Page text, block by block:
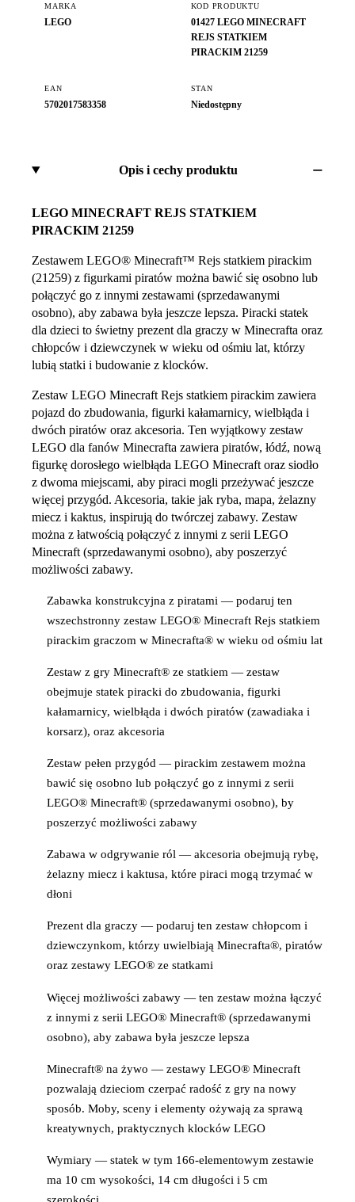
MARKA
LEGO
KOD PRODUKTU
01427 LEGO MINECRAFT
REJS STATKIEM
PIRACKIM 21259
EAN
5702017583358
STAN
Niedostępny
Opis i cechy produktu
LEGO MINECRAFT REJS STATKIEM
PIRACKIM 21259
Zestawem LEGO® Minecraft™ Rejs statkiem pirackim
(21259) z figurkami piratów można bawić się osobno lub
połączyć go z innymi zestawami (sprzedawanymi
osobno), aby zabawa była jeszcze lepsza. Piracki statek
dla dzieci to świetny prezent dla graczy w Minecrafta oraz
chłopców i dziewczynek w wieku od ośmiu lat, którzy
lubią statki i budowanie z klocków.
Zestaw LEGO Minecraft Rejs statkiem pirackim zawiera
pojazd do zbudowania, figurki kałamarnicy, wielbłąda i
dwóch piratów oraz akcesoria. Ten wyjątkowy zestaw
LEGO dla fanów Minecrafta zawiera piratów, łódź, nową
figurkę dorosłego wielbłąda LEGO Minecraft oraz siodło
z dwoma miejscami, aby piraci mogli przeżywać jeszcze
więcej przygód. Akcesoria, takie jak ryba, mapa, żelazny
miecz i kaktus, inspirują do twórczej zabawy. Zestaw
można z łatwością połączyć z innymi z serii LEGO
Minecraft (sprzedawanymi osobno), aby poszerzyć
możliwości zabawy.
Zabawka konstrukcyjna z piratami — podaruj ten
wszechstronny zestaw LEGO® Minecraft Rejs statkiem
pirackim graczom w Minecrafta® w wieku od ośmiu lat
Zestaw z gry Minecraft® ze statkiem — zestaw
obejmuje statek piracki do zbudowania, figurki
kałamarnicy, wielbłąda i dwóch piratów (zawadiaka i
korsarz), oraz akcesoria
Zestaw pełen przygód — pirackim zestawem można
bawić się osobno lub połączyć go z innymi z serii
LEGO® Minecraft® (sprzedawanymi osobno), by
poszerzyć możliwości zabawy
Zabawa w odgrywanie ról — akcesoria obejmują rybę,
żelazny miecz i kaktusa, które piraci mogą trzymać w
dłoni
Prezent dla graczy — podaruj ten zestaw chłopcom i
dziewczynkom, którzy uwielbiają Minecrafta®, piratów
oraz zestawy LEGO® ze statkami
Więcej możliwości zabawy — ten zestaw można łączyć
z innymi z serii LEGO® Minecraft® (sprzedawanymi
osobno), aby zabawa była jeszcze lepsza
Minecraft® na żywo — zestawy LEGO® Minecraft
pozwalają dzieciom czerpać radość z gry na nowy
sposób. Moby, sceny i elementy ożywają za sprawą
kreatywnych, praktycznych klocków LEGO
Wymiary — statek w tym 166-elementowym zestawie
ma 10 cm wysokości, 14 cm długości i 5 cm